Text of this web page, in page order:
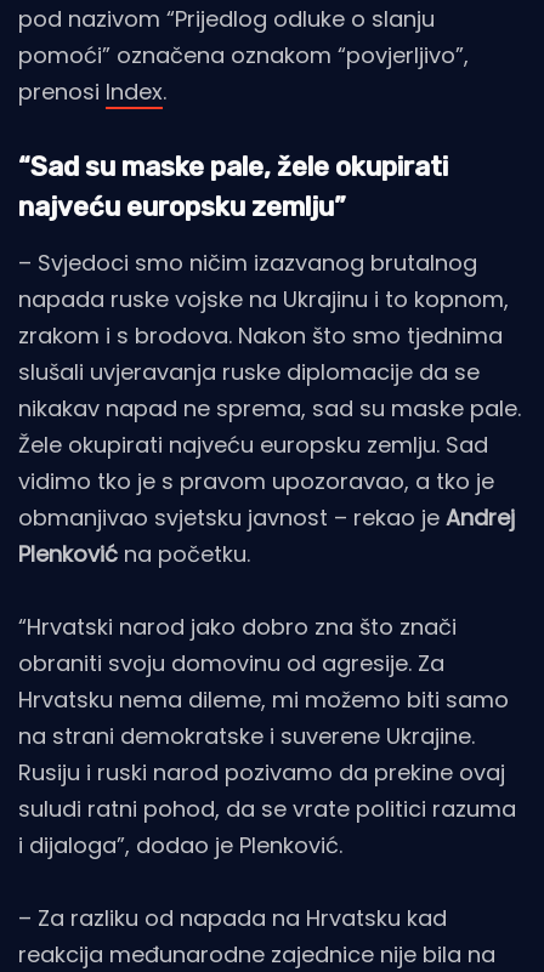
pod nazivom “Prijedlog odluke o slanju
pomoći” označena oznakom “povjerljivo”,
prenosi Index.
“Sad su maske pale, žele okupirati
najveću europsku zemlju”
– Svjedoci smo ničim izazvanog brutalnog
napada ruske vojske na Ukrajinu i to kopnom,
zrakom i s brodova. Nakon što smo tjednima
slušali uvjeravanja ruske diplomacije da se
nikakav napad ne sprema, sad su maske pale.
Žele okupirati najveću europsku zemlju. Sad
vidimo tko je s pravom upozoravao, a tko je
obmanjivao svjetsku javnost – rekao je Andrej
Plenković na početku.
“Hrvatski narod jako dobro zna što znači
obraniti svoju domovinu od agresije. Za
Hrvatsku nema dileme, mi možemo biti samo
na strani demokratske i suverene Ukrajine.
Rusiju i ruski narod pozivamo da prekine ovaj
suludi ratni pohod, da se vrate politici razuma
i dijaloga”, dodao je Plenković.
– Za razliku od napada na Hrvatsku kad
reakcija međunarodne zajednice nije bila na